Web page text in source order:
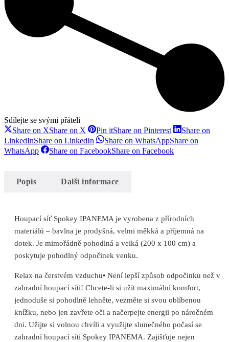
Sdílejte se svými přáteli
Share on XShare on X Pin itShare on Pinterest
Share on
LinkedInShare on LinkedIn Share on WhatsAppShare on
WhatsApp
Share on FacebookShare on Facebook
Popis Další informace
Houpací síť Spokey IPANEMA je vyrobena z přírodních
materiálů – bavlna je prodyšná, velmi měkká a příjemná na
dotek. Je mimořádně pohodlná a velká (200 x 100 cm) a
poskytuje pohodlný odpočinek venku.
Relax na čerstvém vzduchu• Není lepší způsob odpočinku než v
zahradní houpací síti! Chcete-li si užít maximální komfort,
jednoduše si pohodlně lehněte, vezměte si svou oblíbenou
knížku, nebo jen zavřete oči a načerpejte energii po náročném
dni. Užijte si volnou chvíli a využijte slunečného počasí se
zahradní houpací síti Spokey IPANEMA. Zajišťuje nejen